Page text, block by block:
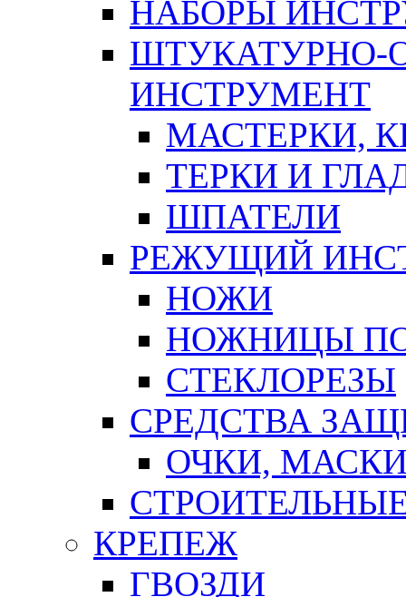
НАБОРЫ
ШТУКАТУРНО-
ИНСТРУМЕНТ
МАСТЕРКИ,
ТЕРКИ И
ШПАТЕЛИ
РЕЖУЩИЙ
НОЖИ
НОЖНИЦЫ
СТЕКЛОРЕЗЫ
СРЕДСТВА
ОЧКИ,
КРЕПЕЖ
ГВОЗДИ